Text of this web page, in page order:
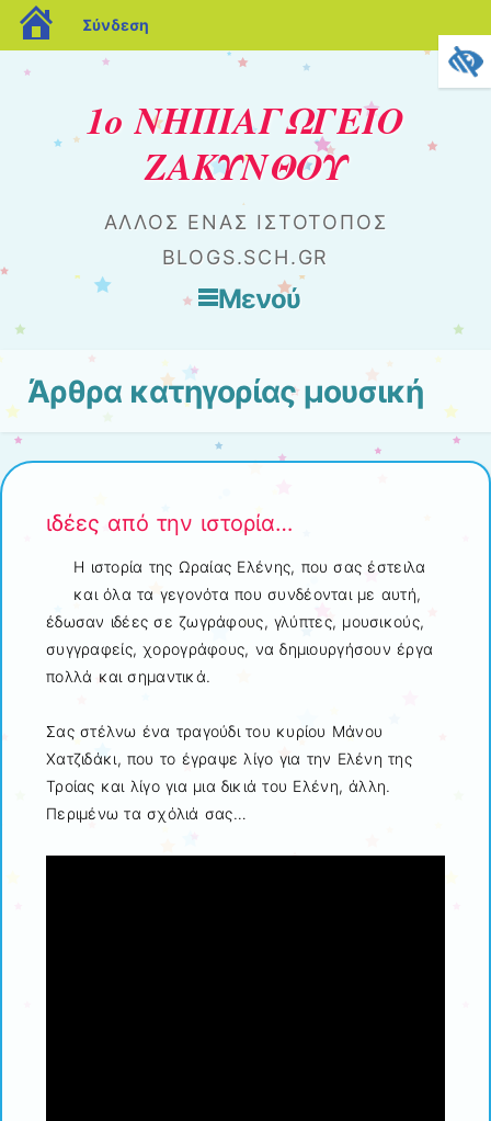
blogs.sch.gr
Σύνδεση
1ο ΝΗΠΙΑΓΩΓΕΙΟ
ΖΑΚΥΝΘΟΥ
ΆΛΛΟΣ ΈΝΑΣ ΙΣΤΌΤΟΠΟΣ
BLOGS.SCH.GR
Μενού
Μετάβαση στο περιεχόμενο
Άρθρα κατηγορίαςμουσική
ιδέες από την ιστορία…
Η ιστορία της Ωραίας Ελένης, που σας έστειλα
και όλα τα γεγονότα που συνδέονται με αυτή,
έδωσαν ιδέες σε ζωγράφους, γλύπτες, μουσικούς,
συγγραφείς, χορογράφους, να δημιουργήσουν έργα
πολλά και σημαντικά.
Σας στέλνω ένα τραγούδι του κυρίου Μάνου
Χατζιδάκι, που το έγραψε λίγο για την Ελένη της
Τροίας και λίγο για μια δικιά του Ελένη, άλλη.
Περιμένω τα σχόλιά σας…